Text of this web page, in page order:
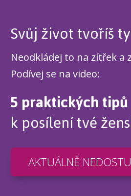
Svůj život tvoříš
Neodkládej to na zítřek a
Podívej se na video:
5 praktických tipů
k posílení tvé
AKTUÁLNĚ